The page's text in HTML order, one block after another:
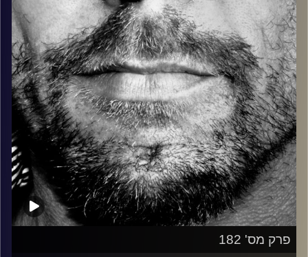
קרדיט תמונות: David Goehring
פרק מס' 182